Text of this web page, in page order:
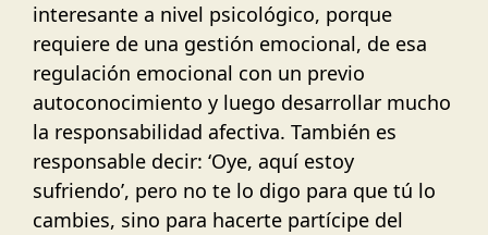
interesante a nivel psicológico, porque
requiere de una gestión emocional, de esa
regulación emocional con un previo
autoconocimiento y luego desarrollar mucho
la responsabilidad afectiva. También es
responsable decir: ‘Oye, aquí estoy
sufriendo’, pero no te lo digo para que tú lo
cambies, sino para hacerte partícipe del